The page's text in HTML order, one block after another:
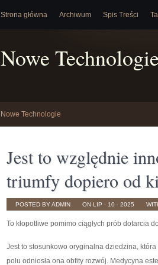
Strona główna Archiwum Spis Treści
Nowe
Nowe Technologie
Jest to względnie
triumfy dopiero od
POSTED BY ADMIN ON LIP - 10 - 2025
To kłopotliwe pomimo ciągłych prób dotarcia
Jest to stosunkowo oryginalna dziedzina,
polu odniosła ona obfity rozwój. Medycyna